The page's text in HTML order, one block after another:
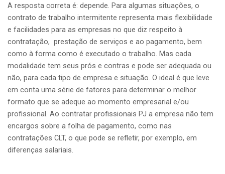
A resposta correta é: depende. Para algumas situações, o
contrato de trabalho intermitente representa mais flexibilidade
e facilidades para as empresas no que diz respeito à
contratação, prestação de serviços e ao pagamento, bem
como à forma como é executado o trabalho. Mas cada
modalidade tem seus prós e contras e pode ser adequada ou
não, para cada tipo de empresa e situação. O ideal é que leve
em conta uma série de fatores para determinar o melhor
formato que se adeque ao momento empresarial e/ou
profissional. Ao contratar profissionais PJ a empresa não tem
encargos sobre a folha de pagamento, como nas
contratações CLT, o que pode se refletir, por exemplo, em
diferenças salariais.